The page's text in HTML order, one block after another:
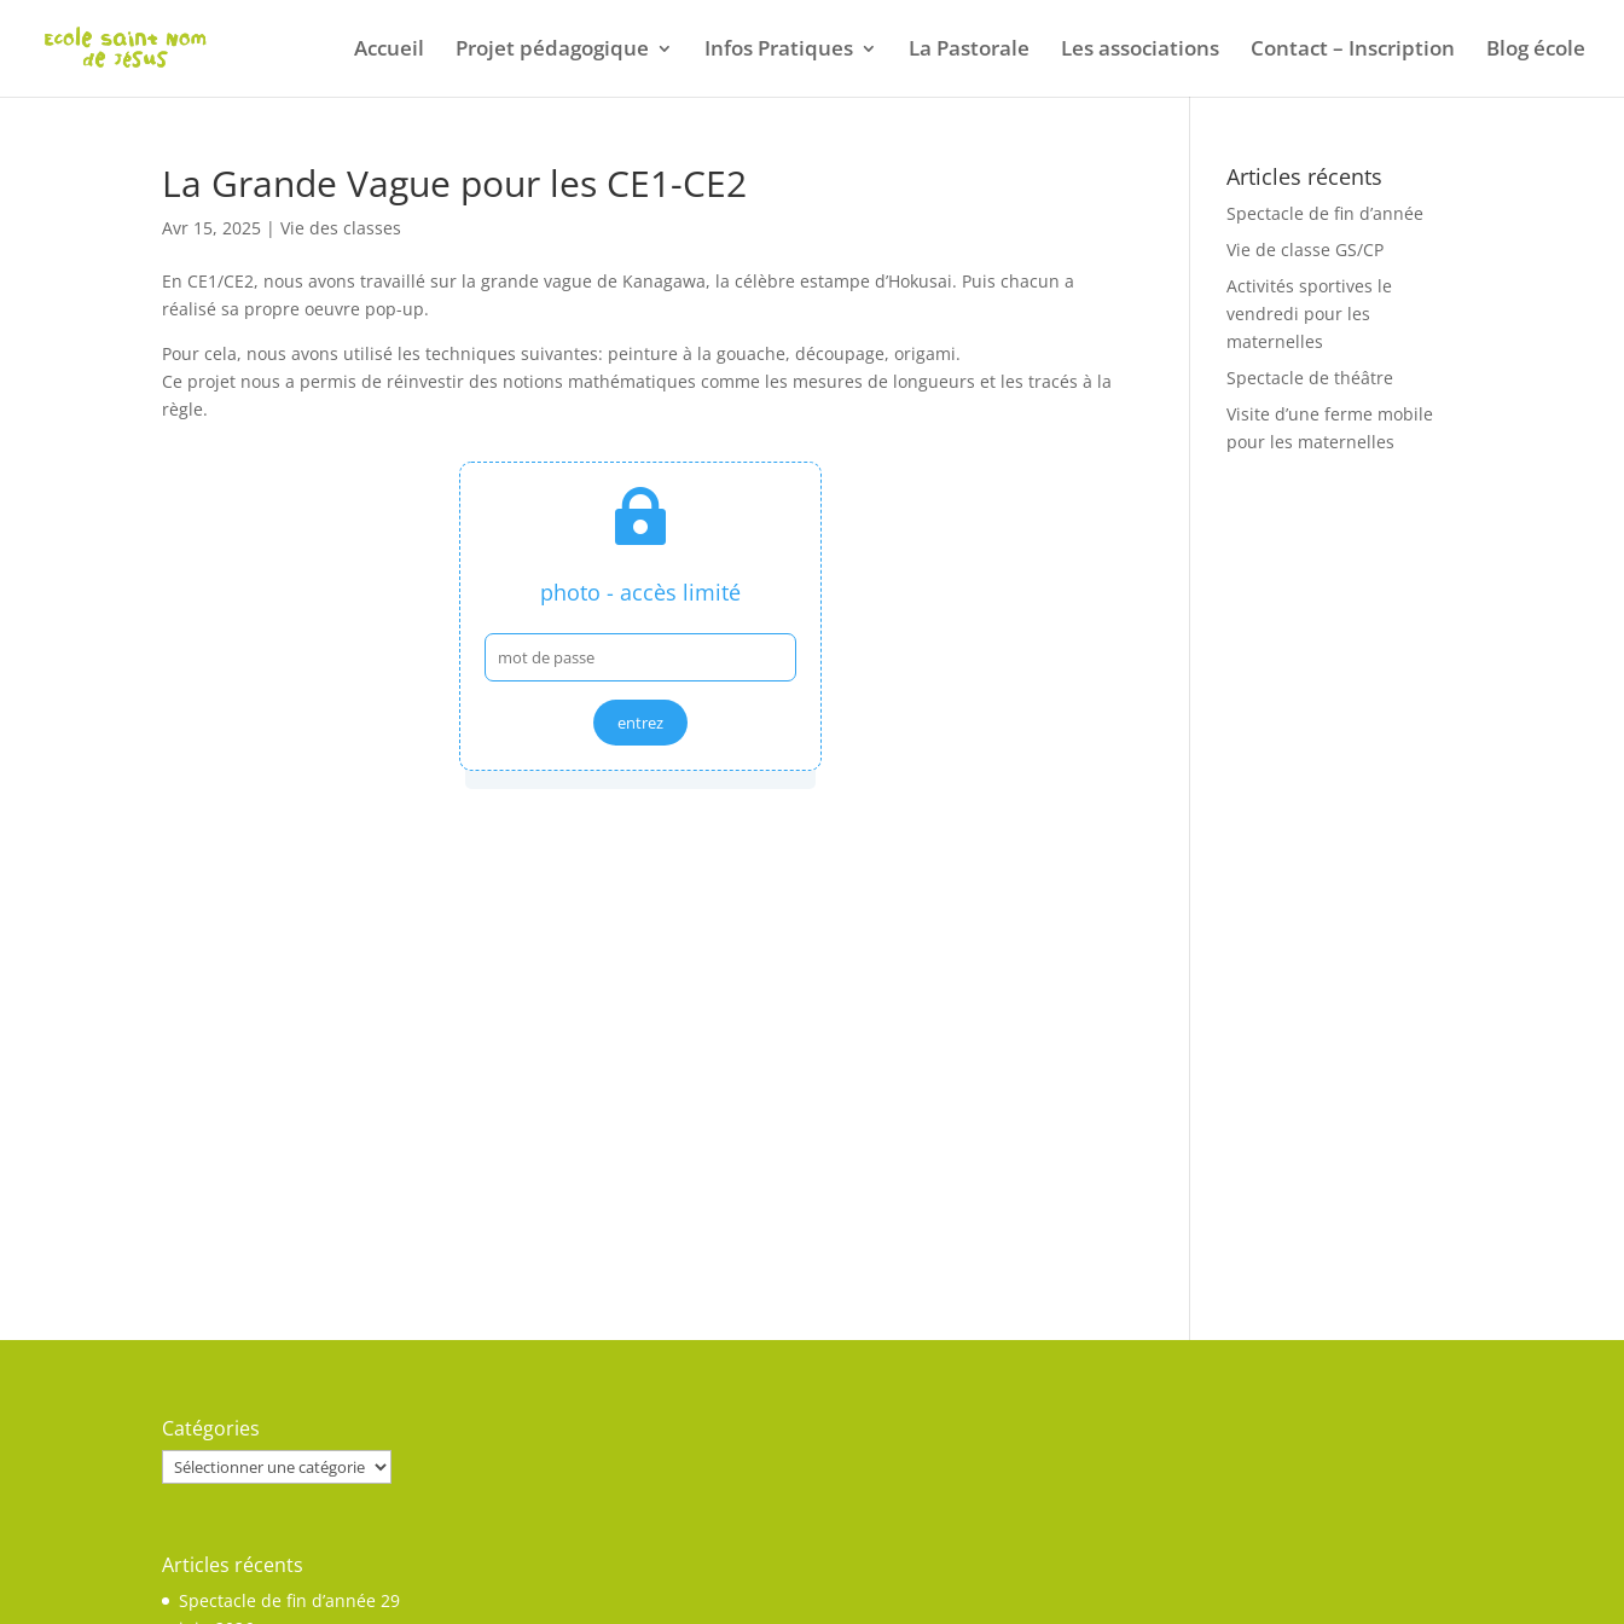
Accueil Projet pédagogique Infos Pratiques La Pastorale Les associations Contact – Inscription Blog école
La Grande Vague pour les CE1-CE2
Avr 15, 2025 |Vie des classes
En CE1/CE2, nous avons travaillé sur la grande vague de Kanagawa, la célèbre estampe d’Hokusai. Puis chacun a
réalisé sa propre oeuvre pop-up.
Pour cela, nous avons utilisé les techniques suivantes: peinture à la gouache, découpage, origami.
Ce projet nous a permis de réinvestir des notions mathématiques comme les mesures de longueurs et les tracés à la
règle.

photo - accès limité
entrez
Articles récents
Spectacle de fin d’année
Vie de classe GS/CP
Activités sportives le
vendredi pour les
maternelles
Spectacle de théâtre
Visite d’une ferme mobile
pour les maternelles
Catégories
Catégories
Articles récents
Spectacle de fin d’année 29